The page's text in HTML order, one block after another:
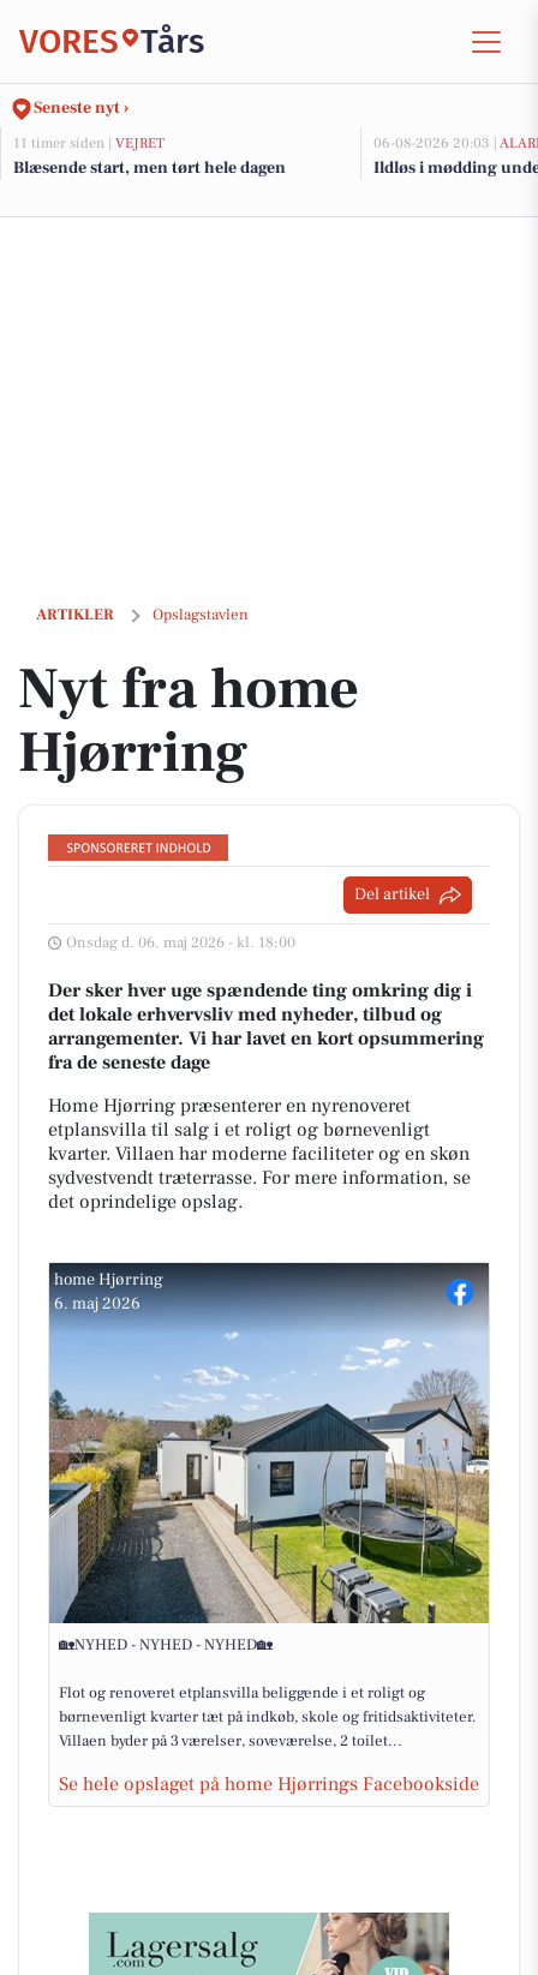
VORES Tårs
Seneste nyt ›
11 timer siden | VEJRET
Blæsende start, men tørt hele dagen
06-08-2026 20:03 |
Ildløs i mødding
ARTIKLER Opslagstavlen
Nyt fra home Hjørring
Nyt fra home
Hjørring
Del artikel
Onsdag d. 06. maj 2026 - kl. 18:00
Der sker hver uge spændende ting omkring dig i
det lokale erhvervsliv med nyheder, tilbud og
arrangementer. Vi har lavet en kort opsummering
fra de seneste dage
Home Hjørring præsenterer en nyrenoveret
etplansvilla til salg i et roligt og børnevenligt
kvarter. Villaen har moderne faciliteter og en skøn
sydvestvendt træterrasse. For mere information, se
det oprindelige opslag.
home Hjørring
6. maj 2026
🏡NYHED - NYHED - NYHED🏡
Flot og renoveret etplansvilla beliggende i et roligt og
børnevenligt kvarter tæt på indkøb, skole og fritidsaktiviteter.
Villaen byder på 3 værelser, soveværelse, 2 toilet...
Se hele opslaget på home Hjørrings Facebookside